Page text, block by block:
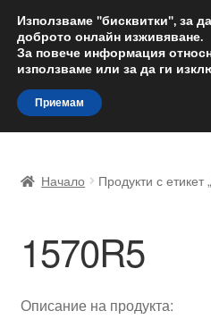
ДОСТАВКА
Доставка по
Skip
to
navigation
Skip
to
content
Доставка по целия свят
Жалби
Начало Продукти с етикет
1570R5
Описание на продукта:
Използваме "бисквитки", за
доброто онлайн изживяване.
За повече информация
използваме или за да ги
Приемам